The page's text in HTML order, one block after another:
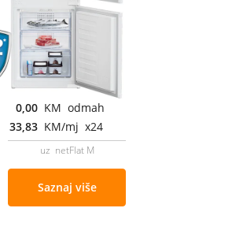
0,00 KM odmah
33,83 KM/mj x24
uz netFlat M
Saznaj više